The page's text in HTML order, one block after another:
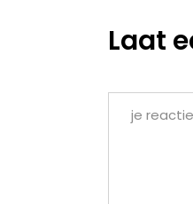
Laat